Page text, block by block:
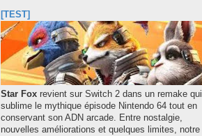
[TEST]
Star Fox revient sur Switch 2 dans un remake qui
sublime le mythique épisode Nintendo 64 tout en
conservant son ADN arcade. Entre nostalgie,
nouvelles améliorations et quelques limites, notre